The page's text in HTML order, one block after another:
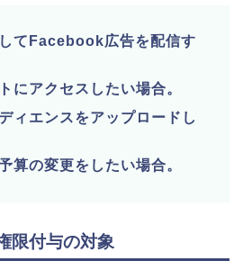
てFacebook広告を配信す
にアクセスしたい場合。
ィエンスをアップロードし
算の変更をしたい場合。
限付与の対象